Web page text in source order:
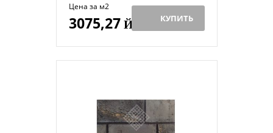
Цена за м2
3075,27Й КУПИТЬ